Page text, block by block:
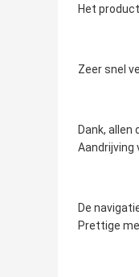
Het
Zeer snel
Dank,
Aandrijving
De
Prettige